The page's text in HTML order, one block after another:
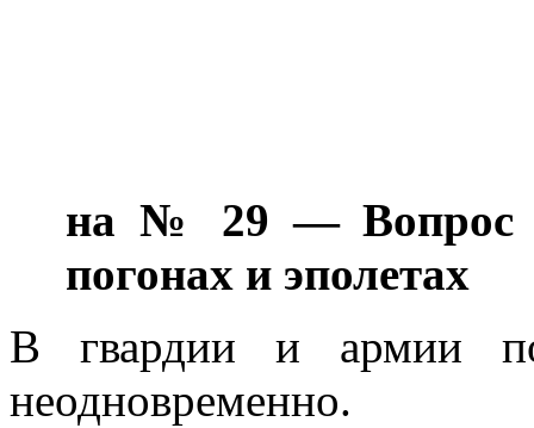
на № 29 — Вопрос
погонах и эполетах
В гвардии и армии
неодновременно.